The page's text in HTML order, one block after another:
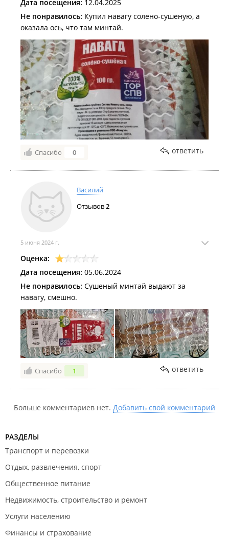
Дата посещения: 12.04.2025
Не понравилось: Купил навагу солено-сушеную, а
оказала ось, что там минтай.
Спасибо 0 ответить
Василий
Отзывов2
5 июня 2024 г.
Оценка:
Дата посещения: 05.06.2024
Не понравилось: Сушеный минтай выдают за
навагу, смешно.
Спасибо 1 ответить
Больше комментариев нет. Добавить свой комментарий
РАЗДЕЛЫ
Транспорт и перевозки
Отдых, развлечения, спорт
Общественное питание
Недвижимость, строительство и ремонт
Услуги населению
Финансы и страхование